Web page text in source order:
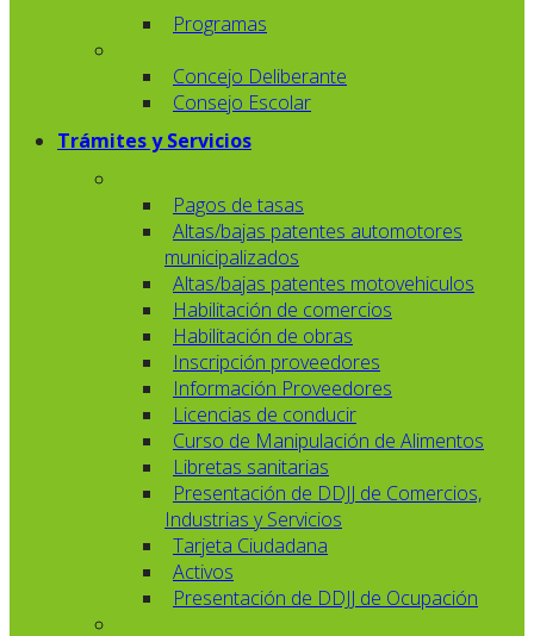
Programas
Concejo Deliberante
Consejo Escolar
Trámites y Servicios
Pagos de tasas
Altas/bajas patentes automotores
municipalizados
Altas/bajas patentes motovehiculos
Habilitación de comercios
Habilitación de obras
Inscripción proveedores
Información Proveedores
Licencias de conducir
Curso de Manipulación de Alimentos
Libretas sanitarias
Presentación de DDJJ de Comercios,
Industrias y Servicios
Tarjeta Ciudadana
Activos
Presentación de DDJJ de Ocupación